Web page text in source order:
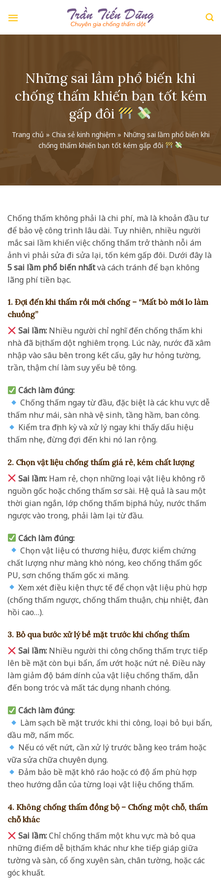
Những sai lầm phổ biến khi
chống thấm khiến bạn tốt kém
gấp đôi
Trang chủ » Chia sẻ kinh nghiệm » Những sai lầm phổ biến khi
chống thấm khiến bạn tốt kém gấp đôi
Chống thấm không phải là chi phí, mà là khoản đầu tư
để bảo vệ công trình lâu dài. Tuy nhiên, nhiều người
mắc sai lầm khiến việc chống thấm trở thành nỗi ám
ảnh vì phải sửa đi sửa lại, tốn kém gấp đôi. Dưới đây là
5 sai lầm phổ biến nhấtvà cách tránh để bạn không
lãng phí tiền bạc.
1. Đợi đến khi thấm rồi mới chống – “Mất bò mới lo làm
chuồng”
Sai lầm: Nhiều người chỉ nghĩ đến chống thấm khi
nhà đã bị thấm dột nghiêm trọng. Lúc này, nước đã xâm
nhập vào sâu bên trong kết cấu, gây hư hỏng tường,
trần, thậm chí làm suy yếu bê tông.
Cách làm đúng:
Chống thấm ngay từ đầu, đặc biệt là các khu vực dễ
thấm như mái, sàn nhà vệ sinh, tầng hầm, ban công.
Kiểm tra định kỳ và xử lý ngay khi thấy dấu hiệu
thấm nhẹ, đừng đợi đến khi nó lan rộng.
2. Chọn vật liệu chống thấm giá rẻ, kém chất lượng
Sai lầm: Ham rẻ, chọn những loại vật liệu không rõ
nguồn gốc hoặc chống thấm sơ sài. Hệ quả là sau một
thời gian ngắn, lớp chống thấm bị phá hủy, nước thấm
ngược vào trong, phải làm lại từ đầu.
Cách làm đúng:
Chọn vật liệu có thương hiệu, được kiểm chứng
chất lượng như màng khò nóng, keo chống thấm gốc
PU, sơn chống thấm gốc xi măng.
Xem xét điều kiện thực tế để chọn vật liệu phù hợp
(chống thấm ngược, chống thấm thuận, chịu nhiệt, đàn
hồi cao…).
3. Bỏ qua bước xử lý bề mặt trước khi chống thấm
Sai lầm: Nhiều người thi công chống thấm trực tiếp
lên bề mặt còn bụi bẩn, ẩm ướt hoặc nứt nẻ. Điều này
làm giảm độ bám dính của vật liệu chống thấm, dẫn
đến bong tróc và mất tác dụng nhanh chóng.
Cách làm đúng:
Làm sạch bề mặt trước khi thi công, loại bỏ bụi bẩn,
dầu mỡ, nấm mốc.
Nếu có vết nứt, cần xử lý trước bằng keo trám hoặc
vữa sửa chữa chuyên dụng.
Đảm bảo bề mặt khô ráo hoặc có độ ẩm phù hợp
theo hướng dẫn của từng loại vật liệu chống thấm.
4. Không chống thấm đồng bộ – Chống một chỗ, thấm
chỗ khác
Sai lầm:Chỉ chống thấm một khu vực mà bỏ qua
những điểm dễ bị thấm khác như khe tiếp giáp giữa
tường và sàn, cổ ống xuyên sàn, chân tường, hoặc các
góc khuất.